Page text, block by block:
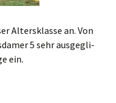
Alters­klas­se an. Von
5 sehr aus­ge­gli­
ein.